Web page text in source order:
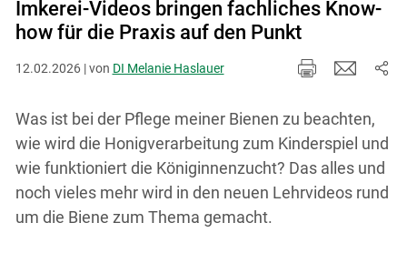
Imkerei-Videos bringen fachliches Know-
how für die Praxis auf den Punkt
12.02.2026 | von DI Melanie Haslauer
Was ist bei der Pflege meiner Bienen zu beachten,
wie wird die Honigverarbeitung zum Kinderspiel und
wie funktioniert die Königinnenzucht? Das alles und
noch vieles mehr wird in den neuen Lehrvideos rund
um die Biene zum Thema gemacht.